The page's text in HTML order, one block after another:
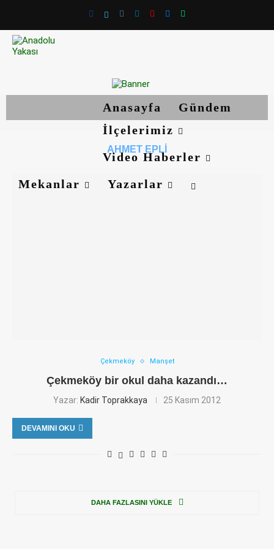
Anasayfa
Gündem
İlçelerimiz
Video Haberler
Mekanlar
Yazarlar
AHMET EPLI
Çekmeköy Manşet
Çekmeköy bir okul daha kazandı…
Yazar: Kadir Toprakkaya 25 Kasım 2012
DEVAMINI OKU
DAHA FAZLASINI YÜKLE